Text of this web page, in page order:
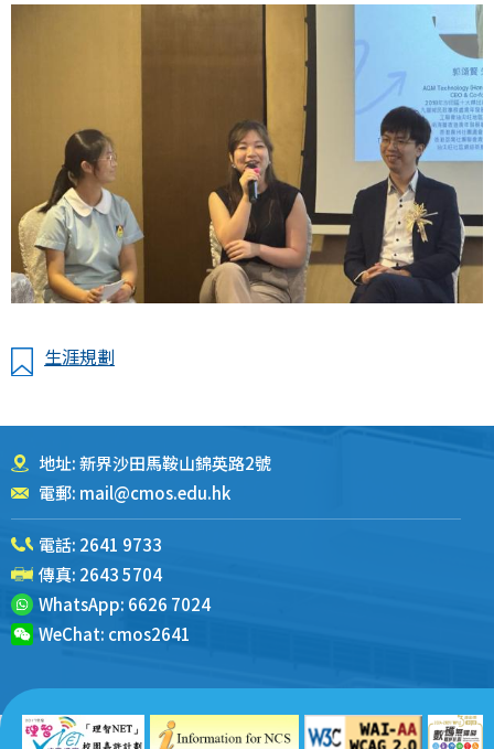
生涯規劃
地址: 新界沙田馬鞍山錦英路2號
電郵: mail@cmos.edu.hk
電話: 2641 9733
傳真: 2643 5704
WhatsApp: 6626 7024
WeChat: cmos2641